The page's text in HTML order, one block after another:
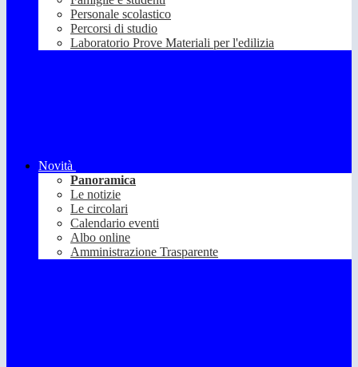
Personale scolastico
Percorsi di studio
Laboratorio Prove Materiali per l'edilizia
Novità
Panoramica
Le notizie
Le circolari
Calendario eventi
Albo online
Amministrazione Trasparente